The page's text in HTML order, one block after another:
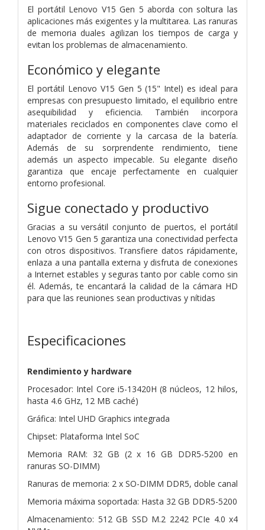
El portátil Lenovo V15 Gen 5 aborda con soltura las
aplicaciones más exigentes y la multitarea. Las ranuras
de memoria duales agilizan los tiempos de carga y
evitan los problemas de almacenamiento.
Económico y elegante
El portátil Lenovo V15 Gen 5 (15" Intel) es ideal para
empresas con presupuesto limitado, el equilibrio entre
asequibilidad y eficiencia. También incorpora
materiales reciclados en componentes clave como el
adaptador de corriente y la carcasa de la batería.
Además de su sorprendente rendimiento, tiene
además un aspecto impecable. Su elegante diseño
garantiza que encaje perfectamente en cualquier
entorno profesional.
Sigue conectado y productivo
Gracias a su versátil conjunto de puertos, el portátil
Lenovo V15 Gen 5 garantiza una conectividad perfecta
con otros dispositivos. Transfiere datos rápidamente,
enlaza a una pantalla externa y disfruta de conexiones
a Internet estables y seguras tanto por cable como sin
él. Además, te encantará la calidad de la cámara HD
para que las reuniones sean productivas y nítidas
Especificaciones
Rendimiento y hardware
Procesador: Intel Core i5-13420H (8 núcleos, 12 hilos,
hasta 4.6 GHz, 12 MB caché)
Gráfica: Intel UHD Graphics integrada
Chipset: Plataforma Intel SoC
Memoria RAM: 32 GB (2 x 16 GB DDR5-5200 en
ranuras SO-DIMM)
Ranuras de memoria: 2 x SO-DIMM DDR5, doble canal
Memoria máxima soportada: Hasta 32 GB DDR5-5200
Almacenamiento: 512 GB SSD M.2 2242 PCIe 4.0 x4